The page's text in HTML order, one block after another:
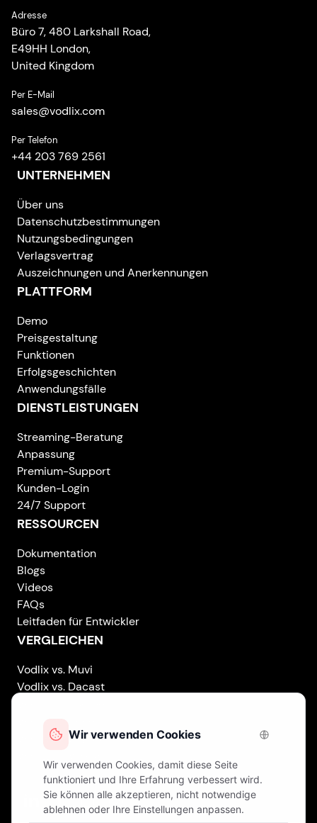
Adresse
Büro 7, 480 Larkshall Road,
E49HH London,
United Kingdom
Per E-Mail
sales@vodlix.com
Per Telefon
+44 203 769 2561
UNTERNEHMEN
Über uns
Datenschutzbestimmungen
Nutzungsbedingungen
Verlagsvertrag
Auszeichnungen und Anerkennungen
PLATTFORM
Demo
Preisgestaltung
Funktionen
Erfolgsgeschichten
Anwendungsfälle
DIENSTLEISTUNGEN
Streaming-Beratung
Anpassung
Premium-Support
Kunden-Login
24/7 Support
RESSOURCEN
Dokumentation
Blogs
Videos
FAQs
Leitfaden für Entwickler
VERGLEICHEN
Vodlix vs. Muvi
Vodlix vs. Dacast
Vodlix vs. Brightcove
Vodlix on LinkedIn
Vodlix on Facebook
Vodlix on X (Twitter)
Vodlix on Instagram